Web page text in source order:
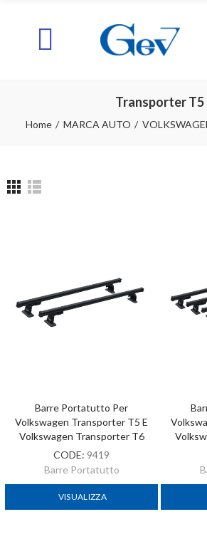
Transporter T5
Home MARCA AUTO
Barre Portatutto Per
Volkswagen Transporter T5 E
Volkswagen Transporter T6
CODE: 9419
Barre Portatutto
VISUALIZZA